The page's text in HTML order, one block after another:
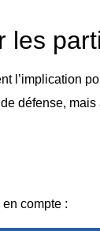
les
l’implication
défense,
compte :